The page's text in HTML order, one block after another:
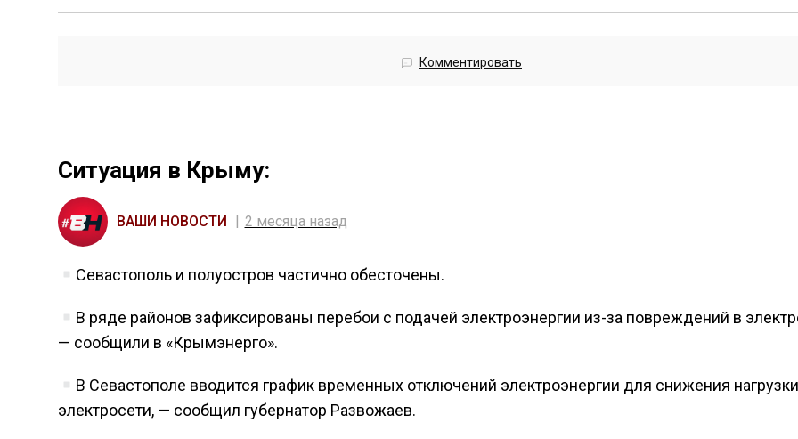
Комментировать
Ситуация в Крыму:
ВАШИ НОВОСТИ 2 месяца назад
Севастополь и полуостров частично обесточены.
В ряде районов зафиксированы перебои с подачей электроэнергии из-за повреждений в
— сообщили в «Крымэнерго».
В Севастополе вводится график временных отключений электроэнергии для снижения
электросети, — сообщил губернатор Развожаев.